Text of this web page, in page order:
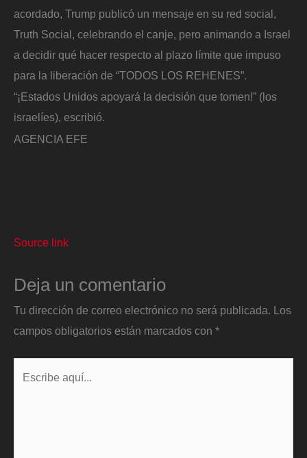
acordado, Trump publicó un mensaje en su red social,
Truth Social, celebrando el canje, pero animando a Israel
a decidir qué hacer respecto al plazo límite que impuso
para la liberación de “TODOS LOS REHENES”.
“¡Estados Unidos apoyará la decisión que tomen!” (los
israelíes), escribió.
AGENCIA EFE
Source link
Deja un comentario
Tu dirección de correo electrónico no será publicada. Los
campos obligatorios están marcados con *